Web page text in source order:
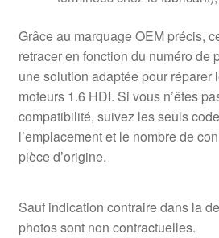
Grâce au marquage OEM précis,
retracer en fonction du numéro de
une solution adaptée pour réparer
moteurs 1.6 HDI. Si vous n’êtes
compatibilité, suivez les seuls
l’emplacement et le nombre de
pièce d’origine.
Sauf indication contraire dans la
photos sont non contractuelles.